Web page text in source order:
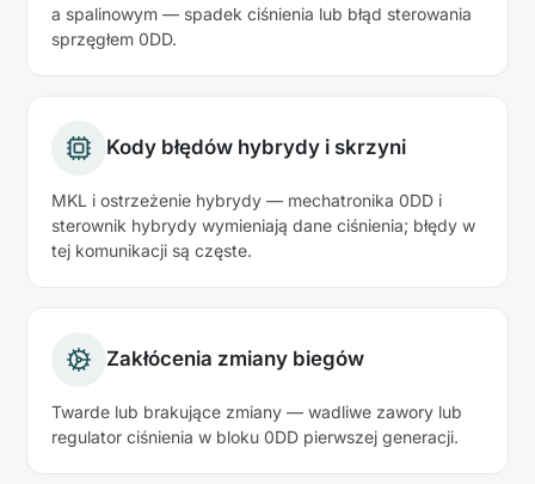
a spalinowym — spadek ciśnienia lub błąd sterowania
sprzęgłem 0DD.
Kody błędów hybrydy i skrzyni
MKL i ostrzeżenie hybrydy — mechatronika 0DD i
sterownik hybrydy wymieniają dane ciśnienia; błędy w
tej komunikacji są częste.
Zakłócenia zmiany biegów
Twarde lub brakujące zmiany — wadliwe zawory lub
regulator ciśnienia w bloku 0DD pierwszej generacji.